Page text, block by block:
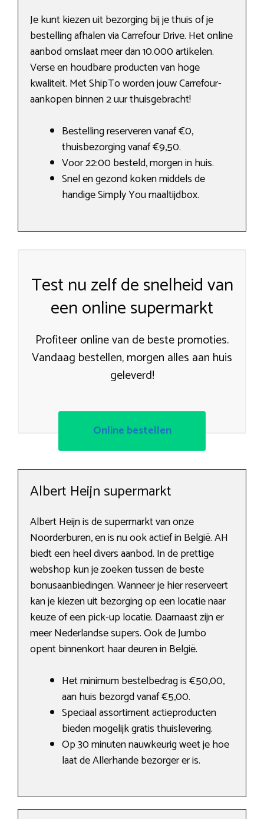
Je kunt kiezen uit bezorging bij je thuis of je
bestelling afhalen via Carrefour Drive. Het online
aanbod omslaat meer dan 10.000 artikelen.
Verse en houdbare producten van hoge
kwaliteit. Met ShipTo worden jouw Carrefour-
aankopen binnen 2 uur thuisgebracht!
Bestelling reserveren vanaf €0,
thuisbezorging vanaf €9,50.
Voor 22:00 besteld, morgen in huis.
Snel en gezond koken middels de
handige Simply You maaltijdbox.
Test nu zelf de snelheid van
een online supermarkt
Profiteer online van de beste promoties.
Vandaag bestellen, morgen alles aan huis
geleverd!
Online bestellen
Albert Heijn supermarkt
Albert Heijn is de supermarkt van onze
Noorderburen, en is nu ook actief in België. AH
biedt een heel divers aanbod. In de prettige
webshop kun je zoeken tussen de beste
bonusaanbiedingen. Wanneer je hier reserveert
kan je kiezen uit bezorging op een locatie naar
keuze of een pick-up locatie. Daarnaast zijn er
meer Nederlandse supers. Ook de Jumbo
opent binnenkort haar deuren in België.
Het minimum bestelbedrag is €50,00,
aan huis bezorgd vanaf €5,00.
Speciaal assortiment actieproducten
bieden mogelijk gratis thuislevering.
Op 30 minuten nauwkeurig weet je hoe
laat de Allerhande bezorger er is.